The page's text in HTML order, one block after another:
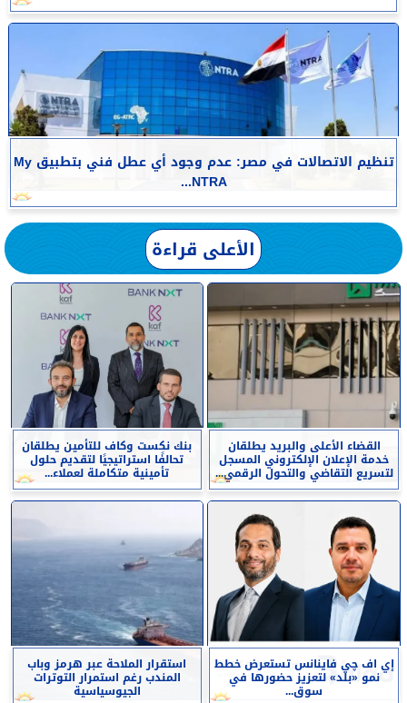
تنظيم الاتصالات في مصر: عدم وجود أي عطل فني بتطبيق My
NTRA...
الأعلى قراءة
القضاء الأعلى والبريد يطلقان
خدمة الإعلان الإلكتروني المسجل
لتسريع التقاضي والتحول الرقمي...
بنك نكست وكاف للتأمين يطلقان
تحالفًا استراتيجيًا لتقديم حلول
تأمينية متكاملة لعملاء...
إي اف چي فاينانس تستعرض خطط
نمو «بلد» لتعزيز حضورها في
سوق...
استقرار الملاحة عبر هرمز وباب
المندب رغم استمرار التوترات
الجيوسياسية